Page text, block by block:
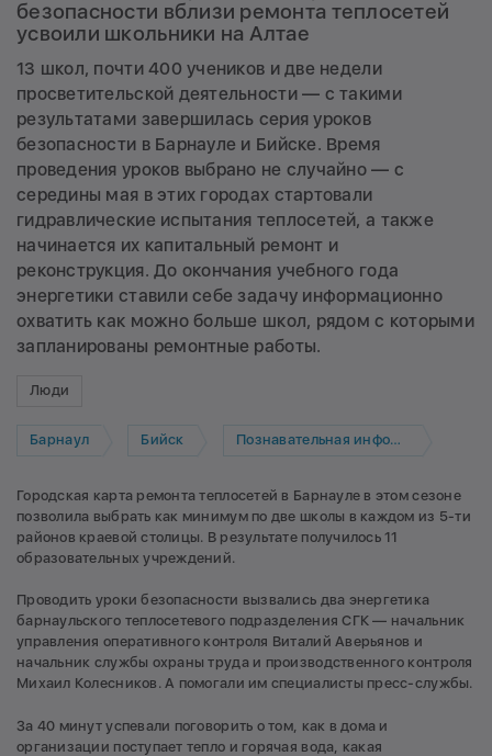
безопасности вблизи ремонта теплосетей
усвоили школьники на Алтае
13 школ, почти 400 учеников и две недели
просветительской деятельности — с такими
результатами завершилась серия уроков
безопасности в Барнауле и Бийске. Время
проведения уроков выбрано не случайно — с
середины мая в этих городах стартовали
гидравлические испытания теплосетей, а также
начинается их капитальный ремонт и
реконструкция. До окончания учебного года
энергетики ставили себе задачу информационно
охватить как можно больше школ, рядом с которыми
запланированы ремонтные работы.
Люди
Барнаул Бийск Познавательная информация
Городская карта ремонта теплосетей в Барнауле в этом сезоне
позволила выбрать как минимум по две школы в каждом из 5-ти
районов краевой столицы. В результате получилось 11
образовательных учреждений.
Проводить уроки безопасности вызвались два энергетика
барнаульского теплосетевого подразделения СГК — начальник
управления оперативного контроля Виталий Аверьянов и
начальник службы охраны труда и производственного контроля
Михаил Колесников. А помогали им специалисты пресс-службы.
За 40 минут успевали поговорить о том, как в дома и
организации поступает тепло и горячая вода, какая